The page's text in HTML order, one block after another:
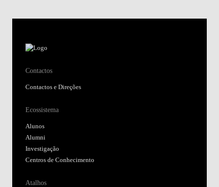
Contactos
Contactos e Direções
Ecossistema
Alunos
Alumni
Investigação
Centros de Conhecimento
Atalhos